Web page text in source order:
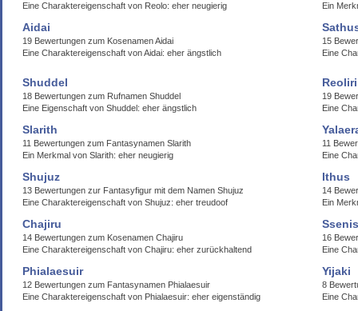
Eine Charaktereigenschaft von Reolo: eher neugierig
Ein
Aidai
19 Bewertungen zum Kosenamen Aidai
Eine Charaktereigenschaft von Aidai: eher ängstlich
15
Eine
Shuddel
18 Bewertungen zum Rufnamen Shuddel
Eine Eigenschaft von Shuddel: eher ängstlich
19
Eine
Slarith
11 Bewertungen zum Fantasynamen Slarith
Ein Merkmal von Slarith: eher neugierig
11
Eine
Shujuz
13 Bewertungen zur Fantasyfigur mit dem Namen Shujuz
Eine Charaktereigenschaft von Shujuz: eher treudoof
Ithus
14
Ein
Chajiru
14 Bewertungen zum Kosenamen Chajiru
Eine Charaktereigenschaft von Chajiru: eher zurückhaltend
16
Eine
Phialaesuir
12 Bewertungen zum Fantasynamen Phialaesuir
Eine Charaktereigenschaft von Phialaesuir: eher eigenständig
Yijaki
8
Eine